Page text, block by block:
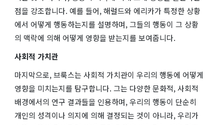
점을 강조합니다. 예를 들어, 해럴드와 에리카가 특정한 상황
에서 어떻게 행동하는지를 설명하며, 그들의 행동이 그 상황
의 맥락에 의해 어떻게 영향을 받는지를 보여줍니다.
사회적 가치관
마지막으로, 브룩스는 사회적 가치관이 우리의 행동에 어떻게
영향을 미치는지를 탐구합니다. 그는 다양한 문화적, 사회적
배경에서의 연구 결과들을 인용하며, 우리의 행동이 단순히
개인의 성격이나 의지에 의해 결정되는 것이 아니라, 우리가